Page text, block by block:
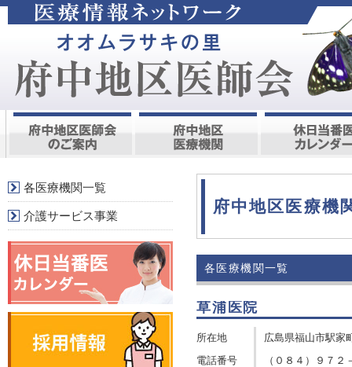
府中地区医療機
各医療機関一覧
草浦医院
所在地 広島県福山市駅家
電話番号 （０８４）９７２
各医療機関一覧
介護サービス事業